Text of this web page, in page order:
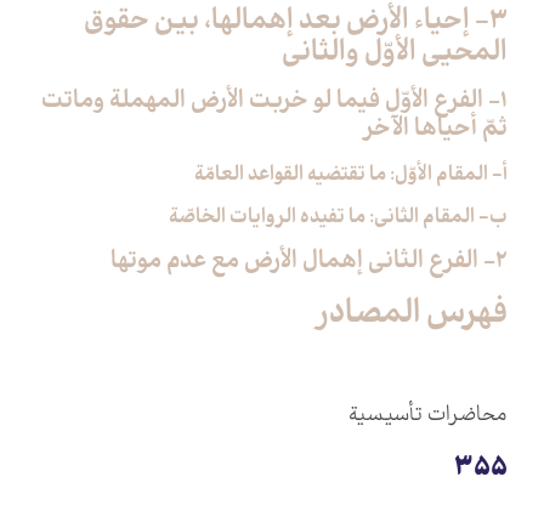
3- إحياء الأرض بعد إهمالها، بين حقوق
المحيي الأوّل والثاني
1- الفرع الأوّل فيما لو خربت الأرض المهملة وماتت
ثمّ أحياها الآخر
أ- المقام الأوّل: ما تقتضيه القواعد العامّة
ب- المقام الثاني: ما تفيده الروايات الخاصّة
2- الفرع الثاني إهمال الأرض مع عدم موتها
فهرس المصادر
محاضرات تأسيسية
355